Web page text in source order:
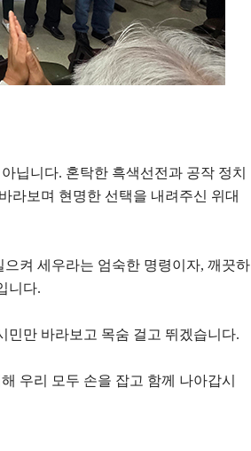
닙니다. 혼탁한 흑색선전과 공작 정치
라보며 현명한 선택을 내려주신 위대
으켜 세우라는 엄숙한 명령이자, 깨끗하
니다.
민만 바라보고 목숨 걸고 뛰겠습니다.
우리 모두 손을 잡고 함께 나아갑시